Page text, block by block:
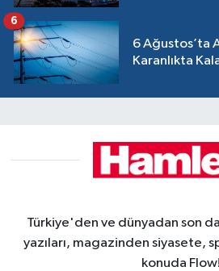
6 Ağustos’ta
Karanlıkta
6
Türkiye'den ve dünyadan son
yazıları, magazinden siyasete,
konuda Flow!